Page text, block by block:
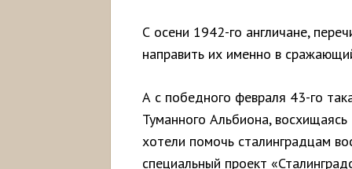
С осени 1942-го англичане,
направить их именно в
А с победного февраля 43-го
Туманного Альбиона,
хотели помочь сталинградцам
специальный проект